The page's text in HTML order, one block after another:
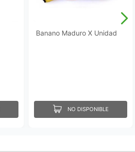
Banano Maduro X Unidad
NO DISPONIBLE